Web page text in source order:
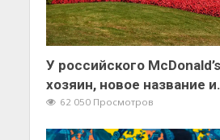
У российского
хозяин, новое название
62 050 Просмотров